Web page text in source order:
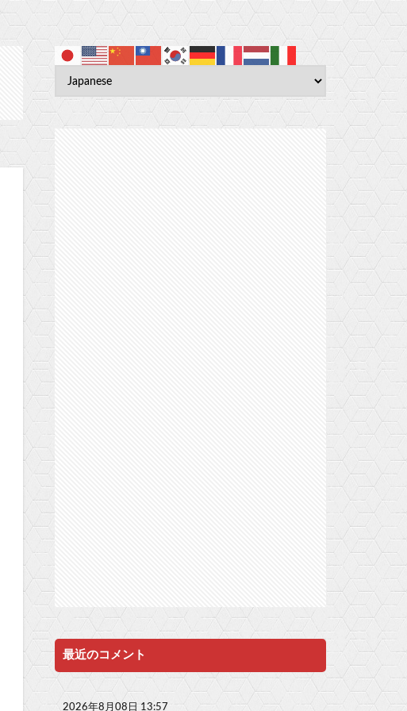
最近のコメント
2026年8月08日 13:57